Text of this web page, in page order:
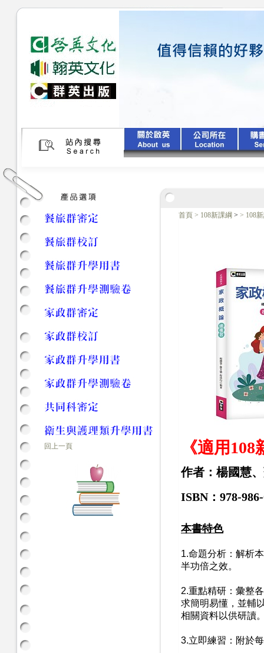
回上一頁
首頁 > 108新課綱 > > 108
《適用
作者：楊國慧
ISBN：978-
本書特色
1.命題分析 ：解析
半功倍之效。
2.重點精研 ：彙整
求簡明易懂，並輔
相關資料以供研讀
3.立即練習 ：附於